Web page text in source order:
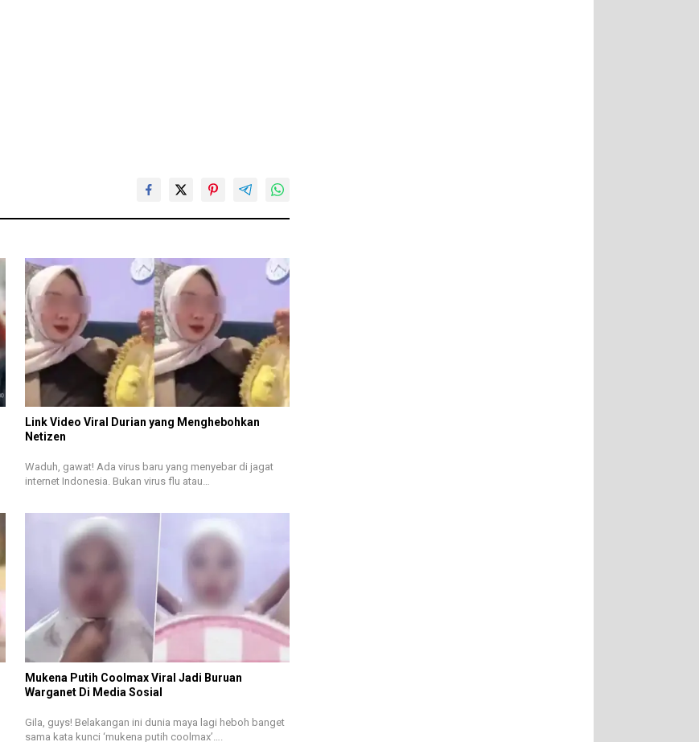
Link Video Viral Durian yang Menghebohkan
Netizen
Waduh, gawat! Ada virus baru yang menyebar di jagat
internet Indonesia. Bukan virus flu atau…
Mukena Putih Coolmax Viral Jadi Buruan
Warganet Di Media Sosial
Gila, guys! Belakangan ini dunia maya lagi heboh banget
sama kata kunci ‘mukena putih coolmax’….